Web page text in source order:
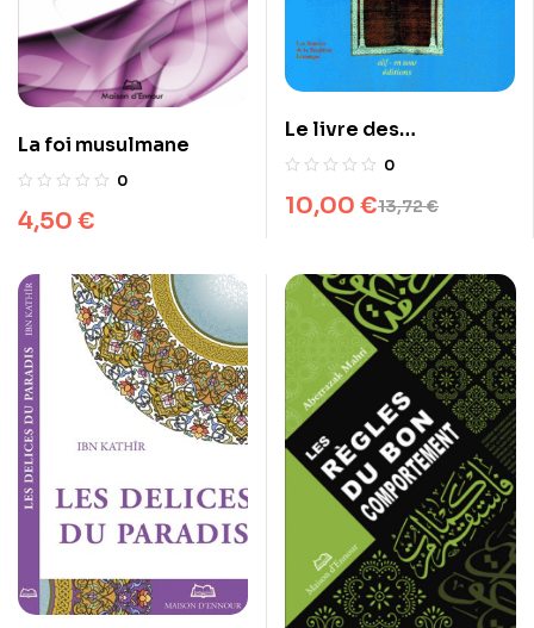
La foi musulmane
0
4,50 €
Le livre des
invocations
0
13,72€
10,00 €